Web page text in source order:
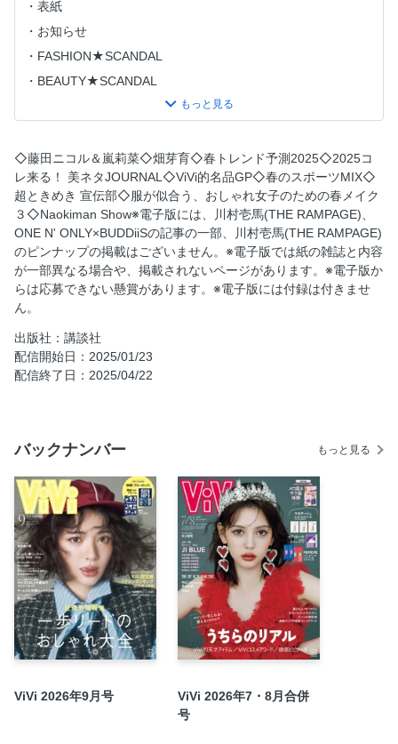
表紙
お知らせ
FASHION★SCANDAL
BEAUTY★SCANDAL
藤田ニコル ViViを卒業します。
ニコルがパリでしたかった9のこと
2024年下半期ViViコスメアワード 受賞コスメ大プレゼント!
ViVi EXPRESS
エスターバニーとハピネストリップ vol.9
藤田ニコル、初のパリはAirbnbで暮らすように旅しました
人生せいら色。volume 004 「大人になる」についての考
察。
Kで紐解く壱馬の謎。 I am K.
2025コレ来る！ 美ネタJOURNAL
春のスポーツMIXはこう着る！
写活盛れ旅フク。'25
魅惑のスウェットコーデ20
ViVi的名品GP（グランプリ）
ITタレント×ViViもでる vol.2 Naokiman Show×アリアナさ
くら
2025 S/S コレクション速報
世界イチ眼福なイケメンバトル、ぼっ発! ONE
◇藤田ニコル＆嵐莉菜◇畑芽育◇春トレンド予測2025◇2025コ
レ来る！ 美ネタJOURNAL◇ViVi的名品GP◇春のスポーツMIX◇
超ときめき 宣伝部◇服が似合う、おしゃれ女子のための春メイク
３◇Naokiman Show※電子版には、川村壱馬(THE RAMPAGE)、
ONE N' ONLY×BUDDiiSの記事の一部、川村壱馬(THE RAMPAGE)
のピンナップの掲載はございません。※電子版では紙の雑誌と内容
が一部異なる場合や、掲載されないページがあります。※電子版か
らは応募できない懸賞があります。※電子版には付録は付きませ
ん。
出版社：講談社
配信開始日：2025/01/23
配信終了日：2025/04/22
バックナンバー もっと見る
ViVi 2026年9月号
ViVi 2026年7・8月合併
号